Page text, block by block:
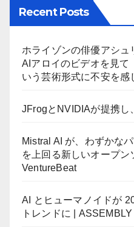
Recent Posts
ホライゾンの俳優アシ
AIアロイのビデオを見て
いう芸術形式に不安を感
JFrogとNVIDIAが提携し
Mistral AI が、わずかな
を上回る新しいオープン
VentureBeat
AI とヒューマノイドが
トレンドに | ASSEMBLY